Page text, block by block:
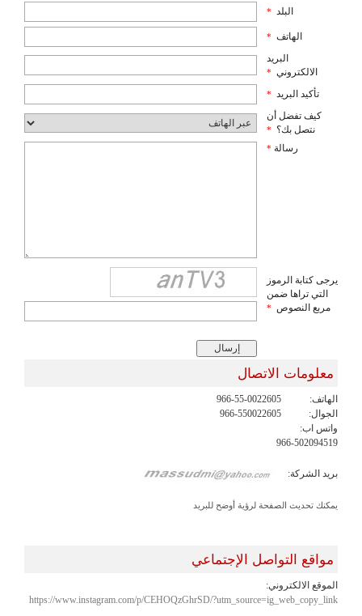
البلد *
الهاتف *
البريد
الالكتروني *
تأكيد البريد *
كيف تفضل أن
نتصل بك؟ *
رسالة *
يرجى كتابة الرموز
التي تراها ضمن
مربع النصوص *
معلومات الاتصال
الهاتف:
966-55-0022605
الجوال:
966-550022605
واتس اب:
966-502094519
بريد الشركة:
يمكنك تحديث الصفحة لرؤية أوضح للبريد
مواقع التواصل الإجتماعي
الموقع الالكتروني:
https://www.instagram.com/p/CEHOQzGhrSD/?utm_source=ig_web_copy_link